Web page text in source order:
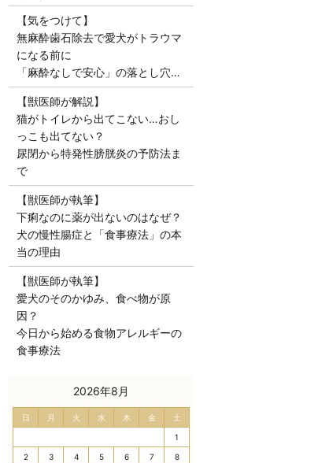
【気をつけて】
無麻酔歯石除去で愛犬がトラウマ
になる前に
「麻酔なしで安心」の落とし穴…
【獣医師が解説】
猫がトイレから出てこない…おし
っこも出てない？
尿閉から特発性膀胱炎の予防法ま
で
【獣医師が執筆】
下痢なのに薬が出ないのはなぜ？
犬の慢性腸症と「食事療法」の本
当の理由
【獣医師が執筆】
愛犬のそのかゆみ、食べ物が原
因？
今日から始める食物アレルギーの
食事療法
2026年8月
日 月 火 水 木 金 土
1
2 3 4 5 6 7 8